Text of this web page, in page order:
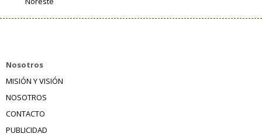
Nosotros
MISIÓN Y VISIÓN
NOSOTROS
CONTACTO
PUBLICIDAD